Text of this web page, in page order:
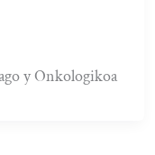
y Onkologikoa